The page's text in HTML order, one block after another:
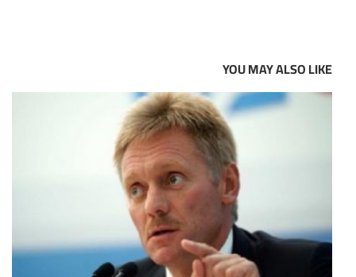
YOU MAY ALSO LIKE